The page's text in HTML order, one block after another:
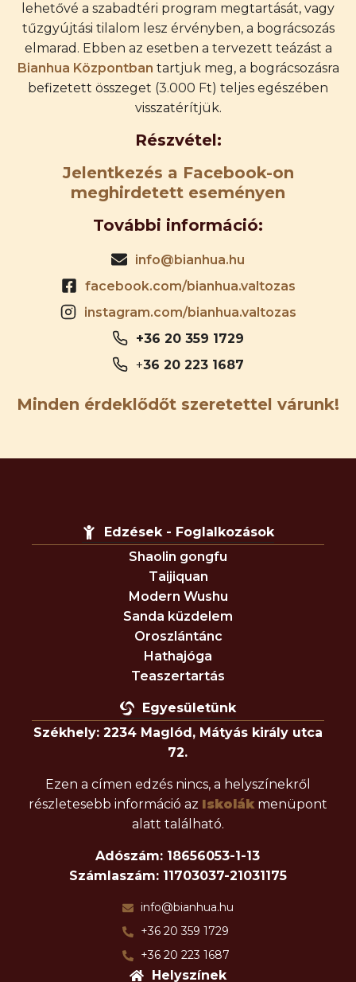
lehetővé a szabadtéri program megtartását, vagy
tűzgyújtási tilalom lesz érvényben, a bográcsozás
elmarad. Ebben az esetben a tervezett teázást a
Bianhua Központban tartjuk meg, a bográcsozásra
befizetett összeget (3.000 Ft) teljes egészében
visszatérítjük.
Részvétel:
Jelentkezés a Facebook-on
meghirdetett eseményen
További információ:
info@bianhua.hu
facebook.com/bianhua.valtozas
instagram.com/bianhua.valtozas
+36 20 359 1729
+36 20 223 1687
Minden érdeklődőt szeretettel várunk!
Edzések - Foglalkozások
Shaolin gongfu
Taijiquan
Modern Wushu
Sanda küzdelem
Oroszlántánc
Hathajóga
Teaszertartás
Egyesületünk
Székhely: 2234 Maglód, Mátyás király utca
72.
Ezen a címen edzés nincs, a helyszínekről
részletesebb információ az Iskolákmenüpont
alatt található.
Adószám: 18656053-1-13
Számlaszám: 11703037-21031175
info@bianhua.hu
+36 20 359 1729
+36 20 223 1687
Helyszínek